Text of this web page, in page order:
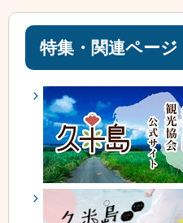
特集・関連ページ